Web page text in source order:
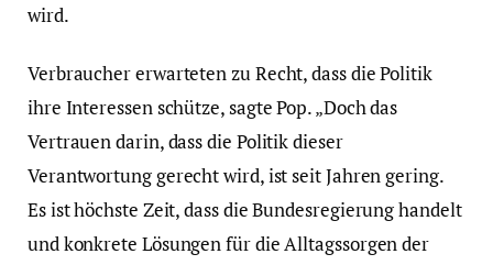
wird.
Verbraucher erwarteten zu Recht, dass die Politik
ihre Interessen schütze, sagte Pop. „Doch das
Vertrauen darin, dass die Politik dieser
Verantwortung gerecht wird, ist seit Jahren gering.
Es ist höchste Zeit, dass die Bundesregierung handelt
und konkrete Lösungen für die Alltagssorgen der